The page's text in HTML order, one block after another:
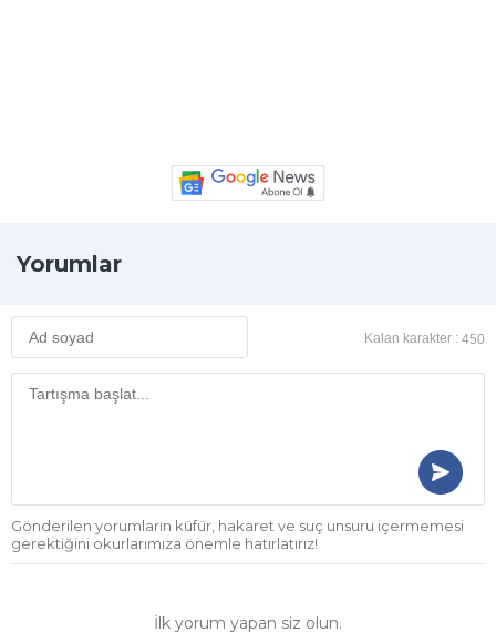
Yorumlar
Kalan karakter : 450
Gönderilen yorumların küfür, hakaret ve suç unsuru içermemesi
gerektiğini okurlarımıza önemle hatırlatırız!
İlk yorum yapan siz olun.